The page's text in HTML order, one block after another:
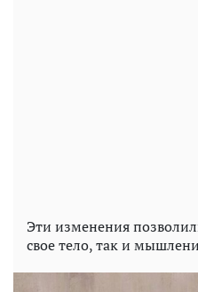
Эти изменения
свое тело, так и